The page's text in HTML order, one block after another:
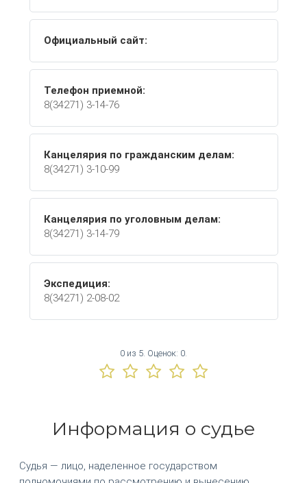
Официальный сайт:
Телефон приемной:
8(34271) 3-14-76
Канцелярия по гражданским делам:
8(34271) 3-10-99
Канцелярия по уголовным делам:
8(34271) 3-14-79
Экспедиция:
8(34271) 2-08-02
0 из 5. Оценок: 0
Информация о судье
Судья — лицо, наделенное государством